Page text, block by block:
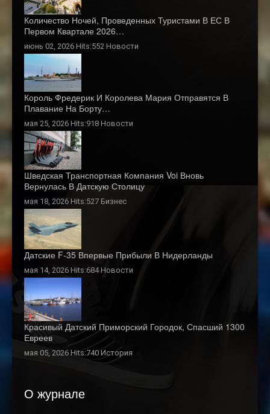
Количество Ночей, Проведенных Туристами В ЕС В
Первом Квартале 2026…
июнь 02, 2026 Hits:552 Новости
Король Фредерик И Королева Мария Отправятся В
Плавание На Борту…
мая 25, 2026 Hits:918 Новости
Шведская Транспортная Компания Voi Вновь
Вернулась В Датскую Столицу
мая 18, 2026 Hits:527 Бизнес
Датские F-35 Впервые Прибыли В Нидерланды
мая 14, 2026 Hits:684Новости
Красивый Датский Приморский Городок, Спасший 1300
Евреев
мая 05, 2026 Hits:740 История
О журнале